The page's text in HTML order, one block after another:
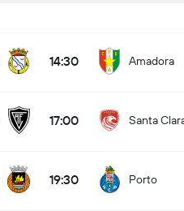
14:30 Amadora
17:00 Santa
19:30 Porto